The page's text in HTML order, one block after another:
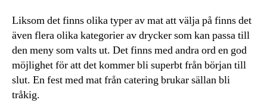
Liksom det finns olika typer av mat att välja på finns det
även flera olika kategorier av drycker som kan passa till
den meny som valts ut. Det finns med andra ord en god
möjlighet för att det kommer bli superbt från början till
slut. En fest med mat från catering brukar sällan bli
tråkig.